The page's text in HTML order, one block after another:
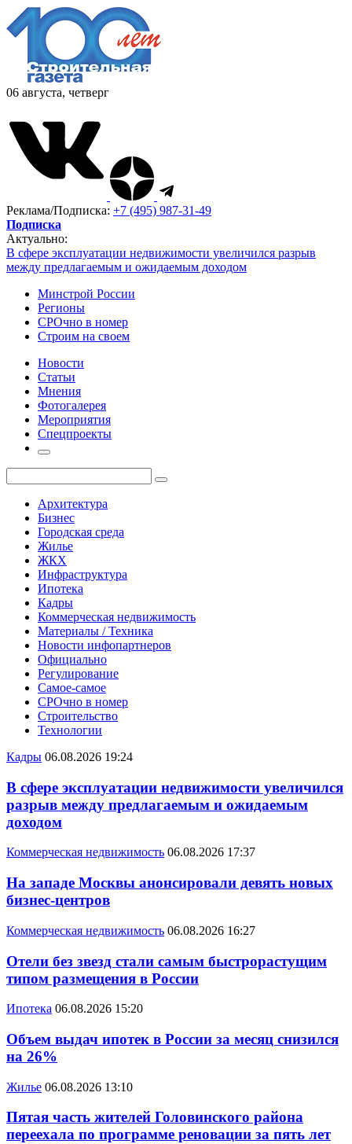
06 августа, четверг
Реклама/Подписка: +7 (495) 987-31-49
Подписка
Актуально:
В сфере эксплуатации недвижимости увеличился разрыв
между предлагаемым и ожидаемым доходом
Минстрой России
Регионы
СРОчно в номер
Строим на своем
Новости
Статьи
Мнения
Фотогалерея
Мероприятия
Спецпроекты
Архитектура
Бизнес
Городская среда
Жилье
ЖКХ
Инфраструктура
Ипотека
Кадры
Коммерческая недвижимость
Материалы / Техника
Новости инфопартнеров
Официально
Регулирование
Самое-самое
СРОчно в номер
Строительство
Технологии
Кадры 06.08.2026 19:24
В сфере эксплуатации недвижимости увеличился
разрыв между предлагаемым и ожидаемым
доходом
Коммерческая недвижимость 06.08.2026 17:37
На западе Москвы анонсировали девять новых
бизнес-центров
Коммерческая недвижимость 06.08.2026 16:27
Отели без звезд стали самым быстрорастущим
типом размещения в России
Ипотека 06.08.2026 15:20
Объем выдач ипотек в России за месяц снизился
на 26%
Жилье 06.08.2026 13:10
Пятая часть жителей Головинского района
переехала по программе реновации за пять лет